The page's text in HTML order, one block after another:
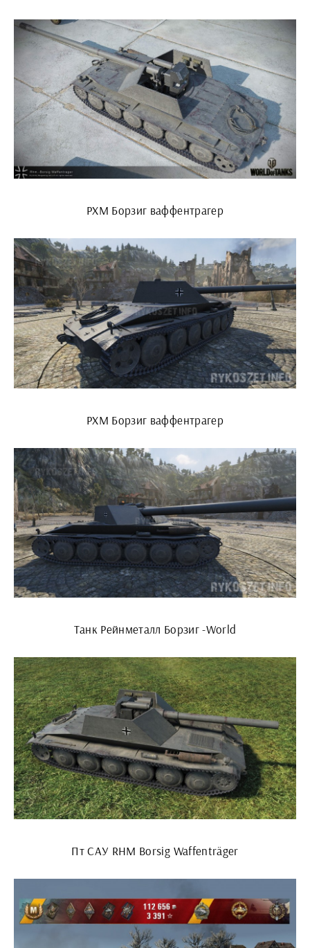
РХМ Борзиг ваффентрагер
РХМ Борзиг ваффентрагер
Танк Рейнметалл Борзиг -World
Пт САУ RHM Borsig Waffenträger